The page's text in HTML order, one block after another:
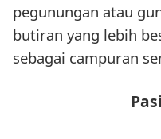
pegunungan atau
butiran yang lebih
sebagai campuran